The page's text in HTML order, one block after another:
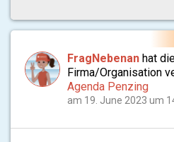
FragNebenan hat
Firma/Organisation
Agenda Penzing
am 19. June 2023 um